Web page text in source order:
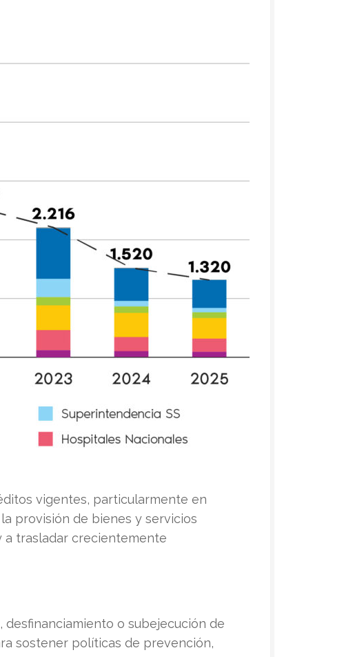
vigentes, particularmente en
provisión de bienes y servicios
a trasladar crecientemente
o subejecución de
sostener políticas de prevención,